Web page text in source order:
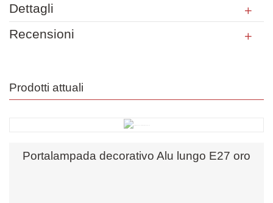
Dettagli
Recensioni
Prodotti attuali
Portalampada decorativo Alu lungo E27 oro